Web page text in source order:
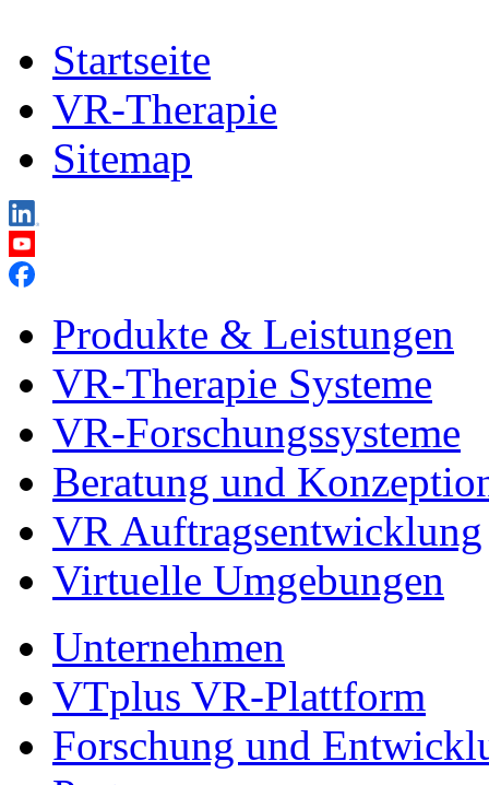
Startseite
VR-Therapie
Sitemap
Produkte & Leistungen
VR-Therapie Systeme
VR-Forschungssysteme
Beratung und
VR Auftragsentwicklung
Virtuelle Umgebungen
Unternehmen
VTplus VR-Plattform
Forschung und